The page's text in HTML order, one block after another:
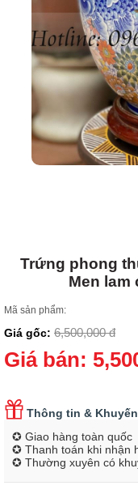
Trứng phong
Men lam
Mã sản phẩm:
Giá gốc: 6,500,000 đ
Giá bán:
Thông tin & Khuyến
✪ Giao hàng toàn quốc
✪ Thanh toán khi nhận
✪ Thường xuyên có